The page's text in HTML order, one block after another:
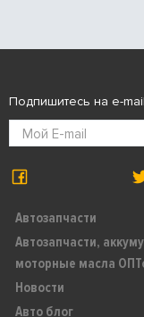
Автозапчасти
Автозапчасти,
моторные масла
Новости
Авто блог
Подпишитесь на e-